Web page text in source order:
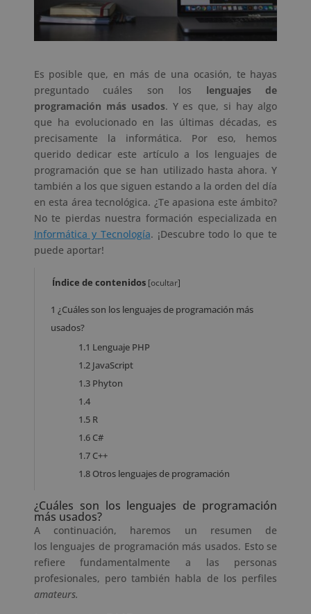
Es posible que, en más de una ocasión, te hayas
preguntado cuáles son los lenguajes de
programación más usados. Y es que, si hay algo
que ha evolucionado en las últimas décadas, es
precisamente la informática. Por eso, hemos
querido dedicar este artículo a los lenguajes de
programación que se han utilizado hasta ahora. Y
también a los que siguen estando a la orden del día
en esta área tecnológica. ¿Te apasiona este ámbito?
No te pierdas nuestra formación especializada en
Informática y Tecnología. ¡Descubre todo lo que te
puede aportar!
Índice de contenidos [ocultar]
1 ¿Cuáles son los lenguajes de programación más
usados?
1.1 Lenguaje PHP
1.2JavaScript
1.3Phyton
1.4
1.5R
1.6C#
1.7C++
1.8Otros lenguajes de programación
¿Cuáles son los lenguajes de programación
más usados?
A continuación, haremos un resumen de
los lenguajes de programación más usados. Esto se
refiere fundamentalmente a las personas
profesionales, pero también habla de los perfiles
amateurs.